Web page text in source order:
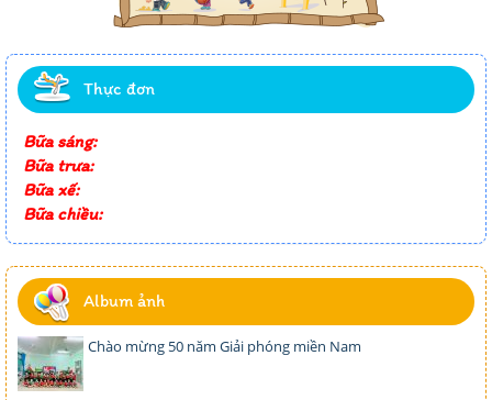
Thực đơn
Bữa sáng:
Bữa trưa:
Bữa xế:
Bữa chiều:
Album ảnh
Chào mừng 50 năm Giải phóng miền Nam